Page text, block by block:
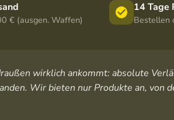
€ (ausgen. Waffen)
14 Tage
Bestellen
wirklich ankommt: absolute
Wir bieten nur Produkte an,